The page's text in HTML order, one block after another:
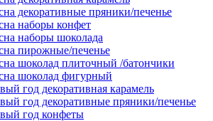
декоративные пряники/печенье
наборы конфет
наборы шоколада
пирожные/печенье
шоколад плиточный /батончики
шоколад фигурный
год декоративная карамель
год декоративные пряники/печенье
год конфеты